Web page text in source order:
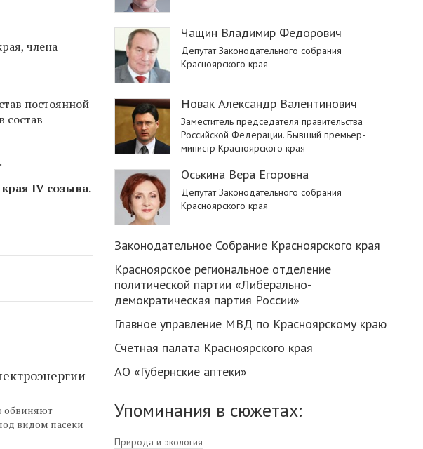
члена
постоянной
состав
.
IV созыва.
обвиняют
видом пасеки
Чащин Владимир Федорович
Депутат Законодательного собрания
Красноярского края
Новак Александр Валентинович
Заместитель председателя правительства
Российской Федерации. Бывший премьер-
министр Красноярского края
Оськина Вера Егоровна
Депутат Законодательного собрания
Красноярского края
Законодательное Собрание Красноярского края
Красноярское региональное отделение
политической партии «Либерально-
демократическая партия России»
Главное управление МВД по Красноярскому краю
Счетная палата Красноярского края
АО «Губернские аптеки»
Упоминания в сюжетах:
Природа и экология